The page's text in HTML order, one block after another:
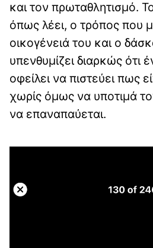
και τον πρωταθλητισμό.
όπως λέει, ο τρόπος που
οικογένειά του και ο
υπενθυμίζει διαρκώς ότι
οφείλει να πιστεύει πως
χωρίς όμως να υποτιμά
να επαναπαύεται.